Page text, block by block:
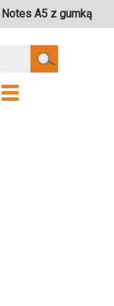
A5 z gumką
Szukaj